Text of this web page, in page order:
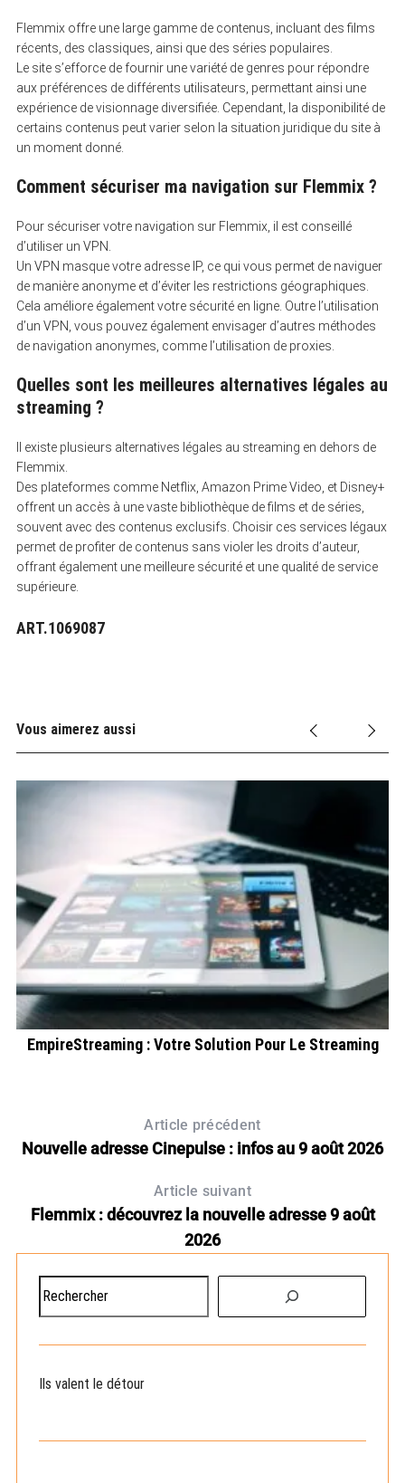
Flemmix offre une large gamme de contenus, incluant des films
récents, des classiques, ainsi que des séries populaires.
Le site s’efforce de fournir une variété de genres pour répondre
aux préférences de différents utilisateurs, permettant ainsi une
expérience de visionnage diversifiée. Cependant, la disponibilité de
certains contenus peut varier selon la situation juridique du site à
un moment donné.
Comment sécuriser ma navigation sur Flemmix ?
Pour sécuriser votre navigation sur Flemmix, il est conseillé
d’utiliser un VPN.
Un VPN masque votre adresse IP, ce qui vous permet de naviguer
de manière anonyme et d’éviter les restrictions géographiques.
Cela améliore également votre sécurité en ligne. Outre l’utilisation
d’un VPN, vous pouvez également envisager d’autres méthodes
de navigation anonymes, comme l’utilisation de proxies.
Quelles sont les meilleures alternatives légales au
streaming ?
Il existe plusieurs alternatives légales au streaming en dehors de
Flemmix.
Des plateformes comme Netflix, Amazon Prime Video, et Disney+
offrent un accès à une vaste bibliothèque de films et de séries,
souvent avec des contenus exclusifs. Choisir ces services légaux
permet de profiter de contenus sans violer les droits d’auteur,
offrant également une meilleure sécurité et une qualité de service
supérieure.
ART.1069087
Vous aimerez aussi
EmpireStreaming : Votre Solution Pour Le Streaming
Article précédent
Nouvelle adresse Cinepulse : infos au 9 août 2026
Article suivant
Flemmix : découvrez la nouvelle adresse 9 août
2026
e
h
rIls valent le détour